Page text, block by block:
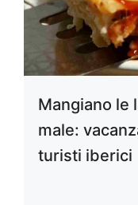
Mangiano le
male:
turisti iberici